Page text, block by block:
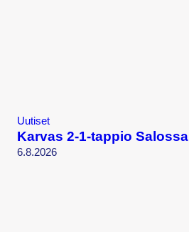
Uutiset
Karvas 2-1-tappio Salossa
6.8.2026